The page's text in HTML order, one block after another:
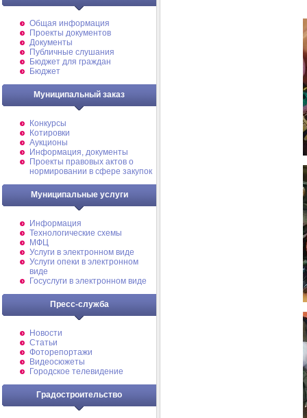
Общая информация
Проекты документов
Документы
Публичные слушания
Бюджет для граждан
Бюджет
Муниципальный заказ
Конкурсы
Котировки
Аукционы
Информация, документы
Проекты правовых актов о
нормировании в сфере закупок
Муниципальные услуги
Информация
Технологические схемы
МФЦ
Услуги в электронном виде
Услуги опеки в электронном
виде
Госуслуги в электронном виде
Пресс-служба
Новости
Статьи
Фоторепортажи
Видеосюжеты
Городское телевидение
Градостроительство